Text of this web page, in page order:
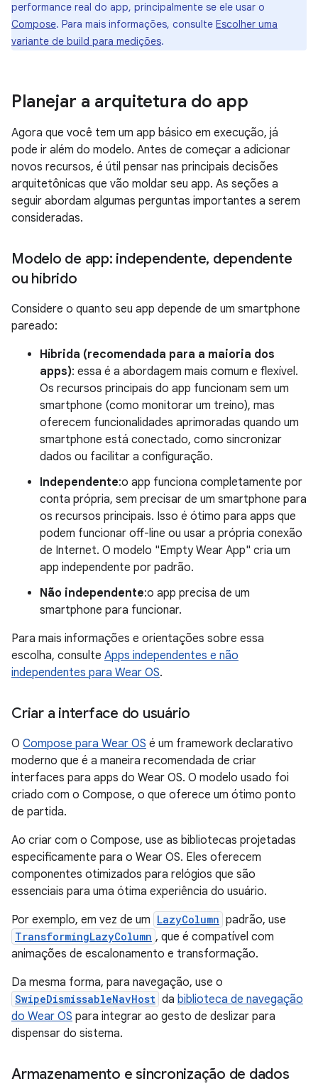
performance real do app, principalmente se ele usar o
Compose. Para mais informações, consulte Escolher uma
variante de build para medições.
Planejar a arquitetura do app
Agora que você tem um app básico em execução, já
pode ir além do modelo. Antes de começar a adicionar
novos recursos, é útil pensar nas principais decisões
arquitetônicas que vão moldar seu app. As seções a
seguir abordam algumas perguntas importantes a serem
consideradas.
Modelo de app: independente, dependente
ou híbrido
Considere o quanto seu app depende de um smartphone
pareado:
Híbrida (recomendada para a maioria dos
apps): essa é a abordagem mais comum e flexível.
Os recursos principais do app funcionam sem um
smartphone (como monitorar um treino), mas
oferecem funcionalidades aprimoradas quando um
smartphone está conectado, como sincronizar
dados ou facilitar a configuração.
Independente:o app funciona completamente por
conta própria, sem precisar de um smartphone para
os recursos principais. Isso é ótimo para apps que
podem funcionar off-line ou usar a própria conexão
de Internet. O modelo "Empty Wear App" cria um
app independente por padrão.
Não independente:o app precisa de um
smartphone para funcionar.
Para mais informações e orientações sobre essa
escolha, consulte Apps independentes e não
independentes para Wear OS.
Criar a interface do usuário
O Compose para Wear OS é um framework declarativo
moderno que é a maneira recomendada de criar
interfaces para apps do Wear OS. O modelo usado foi
criado com o Compose, o que oferece um ótimo ponto
de partida.
Ao criar com o Compose, use as bibliotecas projetadas
especificamente para o Wear OS. Eles oferecem
componentes otimizados para relógios que são
essenciais para uma ótima experiência do usuário.
Por exemplo, em vez de um LazyColumn padrão, use
TransformingLazyColumn , que é compatível com
animações de escalonamento e transformação.
Da mesma forma, para navegação, use o
SwipeDismissableNavHost da biblioteca de navegação
do Wear OS para integrar ao gesto de deslizar para
dispensar do sistema.
Armazenamento e sincronização de dados